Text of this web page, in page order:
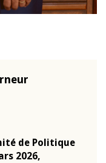
de Politique
2026,